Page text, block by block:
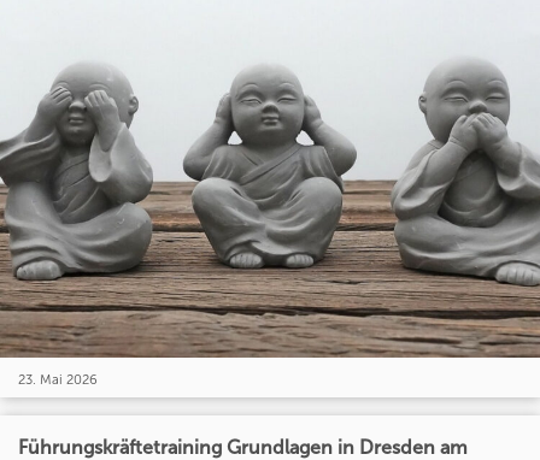
23. Mai 2026
Führungskräftetraining Grundlagen in Dresden am